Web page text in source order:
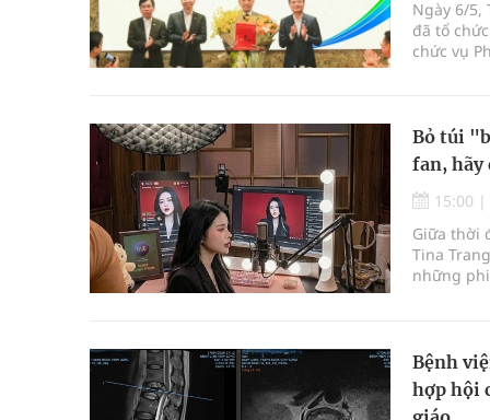
Ngày 6/5,
đã tổ
chức vụ
Bỏ túi
fan, hãy
15:00 |
Giữa thời
Tina
những
Bệnh
hợp hội